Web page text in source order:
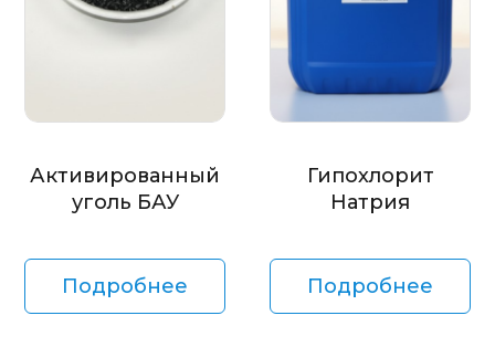
Активированный
уголь БАУ
Подробнее
Гипохлорит
Натрия
Подробнее